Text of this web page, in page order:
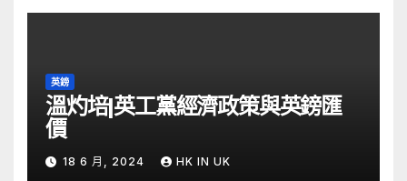
英鎊
溫灼培|英工黨經濟政策與英鎊匯
價
18 6 月, 2024 HK IN UK